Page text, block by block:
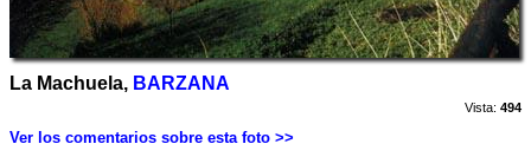
La Machuela, BARZANA
Vista: 494
Ver los comentarios sobre esta foto >>